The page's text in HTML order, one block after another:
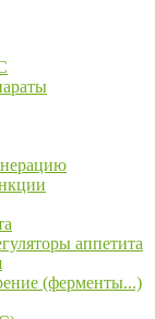
аппетита
(ферменты...)